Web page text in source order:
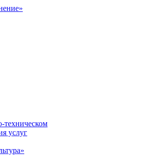
техническом
услуг